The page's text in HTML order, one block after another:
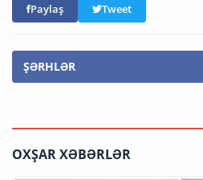
Paylaş Tweet
ŞƏRHLƏR
OXŞAR XƏBƏRLƏR